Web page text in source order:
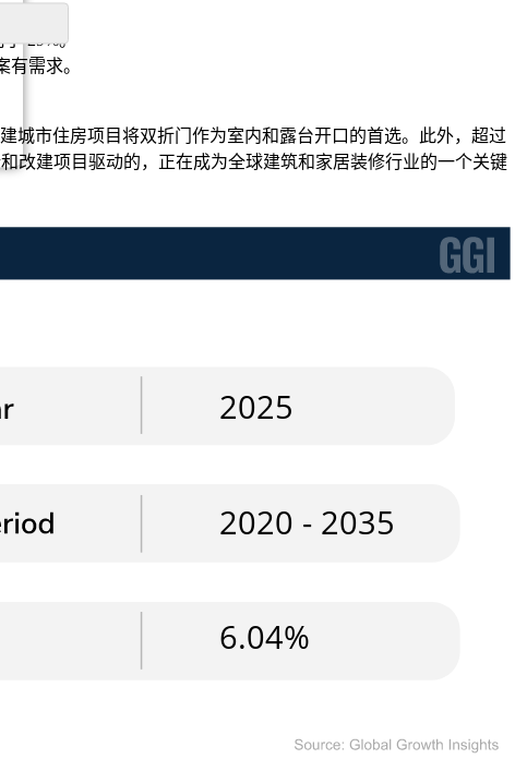
29%。
需求。
城市住房项目将双折门作为室内和露台开口的首选。此外，超过
改建项目驱动的，正在成为全球建筑和家居装修行业的一个关键